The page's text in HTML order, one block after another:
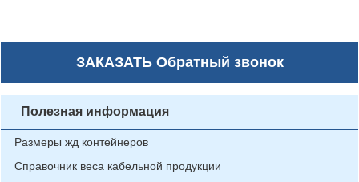
ЗАКАЗАТЬОбратный звонок
Полезная информация
Размеры жд контейнеров
Справочник веса кабельной продукции